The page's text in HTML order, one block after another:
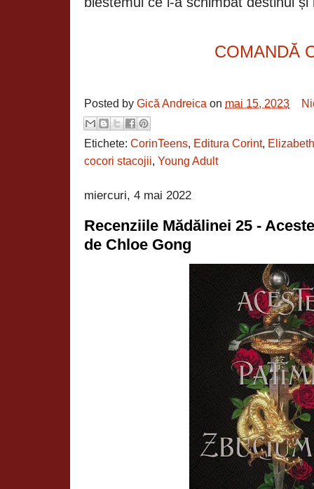
COMANDĂ
Posted by Gică Andreica on mai 15, 2023
Etichete: CorinTeens, Editura Corint,
cocori stacojii, Young Adult
miercuri, 4 mai 2022
Recenziile Mădălinei 25 -
de Chloe Gong